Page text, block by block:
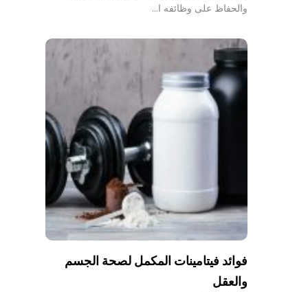
والحفاظ على وظائفه ا…
فوائد فيتامينات المكمل لصحة الجسم
والعقل